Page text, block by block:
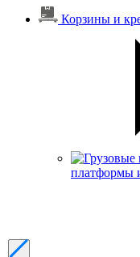
Корзины и
платформы